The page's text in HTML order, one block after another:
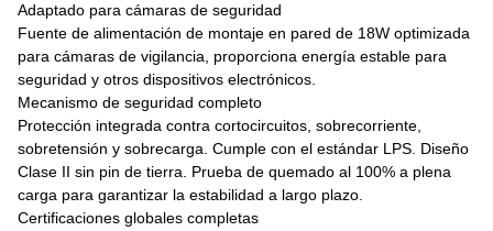
Adaptado para cámaras de seguridad
Fuente de alimentación de montaje en pared de 18W optimizada
para cámaras de vigilancia, proporciona energía estable para
seguridad y otros dispositivos electrónicos.
Mecanismo de seguridad completo
Protección integrada contra cortocircuitos, sobrecorriente,
sobretensión y sobrecarga. Cumple con el estándar LPS. Diseño
Clase II sin pin de tierra. Prueba de quemado al 100% a plena
carga para garantizar la estabilidad a largo plazo.
Certificaciones globales completas